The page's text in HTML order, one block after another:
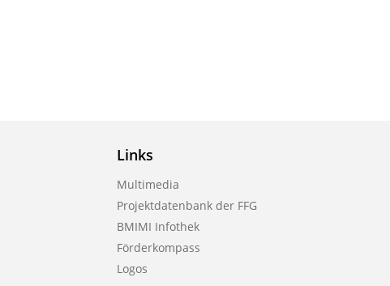
Links
Multimedia
Projektdatenbank der FFG
BMIMI Infothek
Förderkompass
Logos